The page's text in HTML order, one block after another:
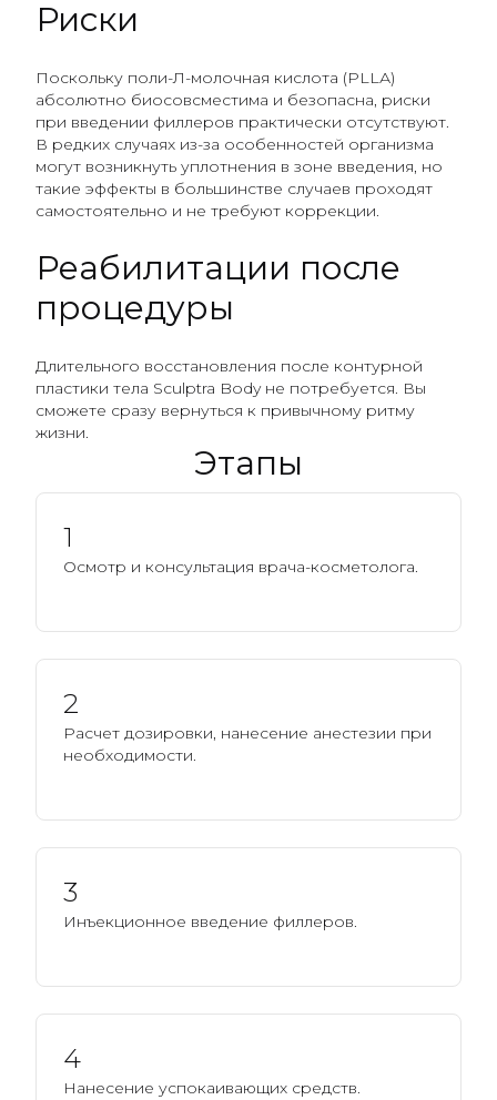
Риски
Поскольку поли-Л-молочная кислота (PLLА)
абсолютно биосовсместима и безопасна, риски
при введении филлеров практически отсутствуют.
В редких случаях из-за особенностей организма
могут возникнуть уплотнения в зоне введения, но
такие эффекты в большинстве случаев проходят
самостоятельно и не требуют коррекции.
Реабилитации после
процедуры
Длительного восстановления после контурной
пластики тела Sculptra Body не потребуется. Вы
сможете сразу вернуться к привычному ритму
жизни.
Этапы
1
Осмотр и консультация врача-косметолога.
2
Расчет дозировки, нанесение анестезии при
необходимости.
3
Инъекционное введение филлеров.
4
Нанесение успокаивающих средств.